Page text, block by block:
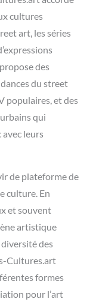
cultures
art, les séries
des
du street
populaires, et des
qui
avec leurs
de plateforme de
culture. En
et souvent
artistique
des
Cultures.art
formes
pour l’art